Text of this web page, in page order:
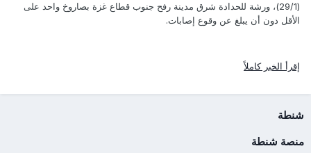
(29/1)، ورشة للحدادة شرق مدينة رفح جنوب قطاع غزة بصاروخ واحد على
الأقل دون أن يبلغ عن وقوع إصابات.
إقرأ الخبر كاملاً
شنطة
منصة شنطة